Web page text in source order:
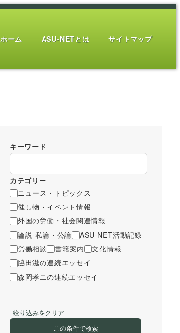
ホーム ASU-NETとは サイトマップ
キーワード
カテゴリー
ニュース・トピックス
催し物・イベント情報
外国の労働・社会関連情報
論説-私論・公論
ASU-NET活動記録
労働相談
書籍案内
文化情報
脇田滋の連続エッセイ
森岡孝二の連続エッセイ
絞り込みをクリア
この条件で検索